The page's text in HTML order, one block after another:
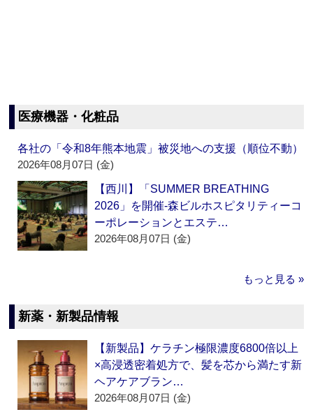
医療機器・化粧品
各社の「令和8年熊本地震」被災地への支援（順位不動）
2026年08月07日 (金)
【西川】「SUMMER BREATHING
2026」を開催‐森ビルホスピタリティーコ
ーポレーションとエステ…
2026年08月07日 (金)
もっと見る »
新薬・新製品情報
【新製品】ケラチン極限濃度6800倍以上
×高浸透密着処方で、髪を芯から満たす新
ヘアケアブラン…
2026年08月07日 (金)